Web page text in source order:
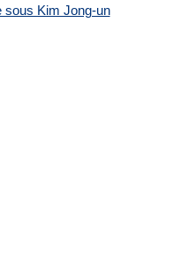
sous Kim Jong-un